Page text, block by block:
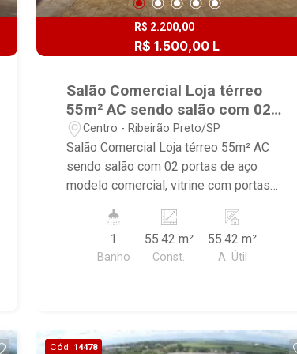
R$ 2.200,00
R$ 1.500,00 L
Salão Comercial Loja térreo
55m² AC sendo salão com 02
portas de aço modelo
comercial, vitrine com portas
de correr
Centro - Ribeirão Preto/SP
Salão Comercial Loja térreo 55m² AC
sendo salão com 02 portas de aço
modelo comercial, vitrine com portas
com 01 wc, quartinho para depósito e
lavanderia. Pintura nova e piso em
cerâmica esmaltada. *Maravilhosa
Santa Úrsula.
1
Banho
55.42 m²
Const.
55.42 m²
A. Útil
Cód. 14478